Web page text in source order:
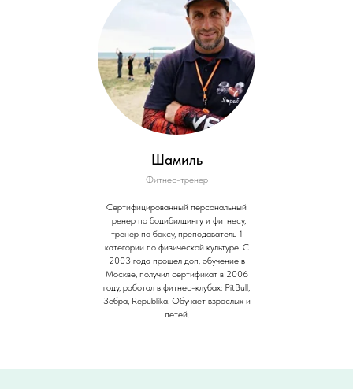
Шамиль
Фитнес-тренер
Сертифицированный персональный
тренер по бодибилдингу и фитнесу,
тренер по боксу, преподаватель 1
категории по физической культуре. С
2003 года прошел доп. обучение в
Москве, получил сертификат в 2006
году, работал в фитнес-клубах: PitBull,
Зебра, Republika. Обучает взрослых и
детей.